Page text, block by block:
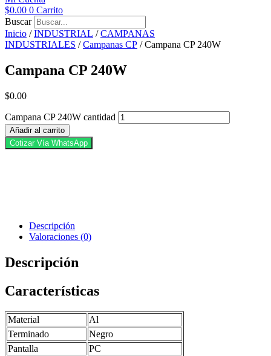
$0.00 0 Carrito
Buscar
Inicio /INDUSTRIAL /CAMPANAS
INDUSTRIALES /Campanas CP / Campana CP 240W
Campana CP 240W
$0.00
Campana CP 240W cantidad
Añadir al carrito
Cotizar Vía WhatsApp
Descripción
Valoraciones (0)
Descripción
Características
Material
Al
Terminado
Negro
Pantalla
PC